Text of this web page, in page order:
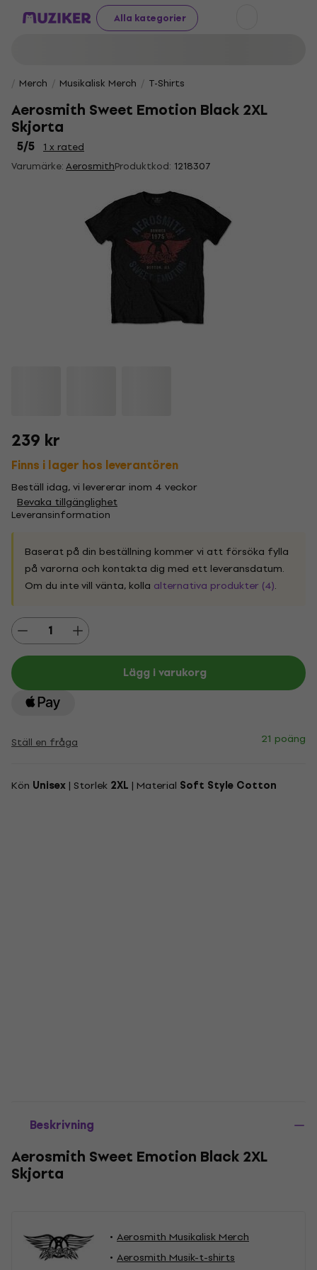
Alla kategorier
Merch Musikalisk Merch T-Shirts
Aerosmith Sweet Emotion Black 2XL
Skjorta
5/5
1 x rated
Varumärke:AerosmithProduktkod: 1218307
239 kr
Finns i lager hos leverantören
Beställ idag, vi levererar inom 4 veckor
Bevaka tillgänglighet
Leveransinformation
Baserat på din beställning kommer vi att försöka fylla
på varorna och kontakta dig med ett leveransdatum.
Om du inte vill vänta, kolla alternativa produkter (4).
Lägg i varukorg
Ställ en fråga 21 poäng
Kön Unisex | Storlek 2XL | Material Soft Style Cotton
Beskrivning
Aerosmith Sweet Emotion Black 2XL
Skjorta
Aerosmith Musikalisk Merch
Aerosmith Musik-t-shirts